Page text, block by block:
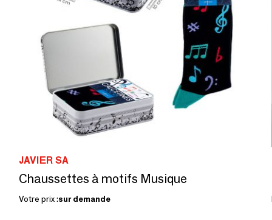
JAVIER SA
Chaussettes à motifs Musique
Votre prix :sur demande